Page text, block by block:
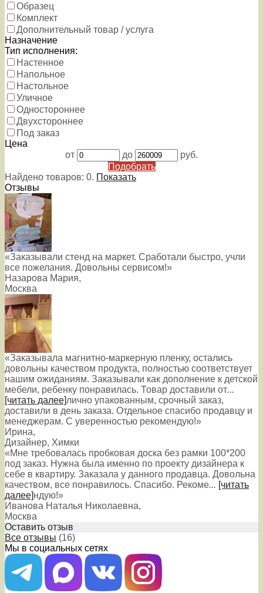
Образец
Комплект
Дополнительный товар / услуга
Назначение
Тип исполнения:
Настенное
Напольное
Настольное
Уличное
Одностороннее
Двухстороннее
Под заказ
Цена
от
до
руб.
Подобрать
Найдено товаров: 0. Показать
Отзывы
«Заказывали стенд на маркет. Сработали быстро, учли
все пожелания. Довольны сервисом!»
Назарова Мария,
Москва
«Заказывала магнитно-маркерную пленку, остались
довольны качеством продукта, полностью соответствует
нашим ожиданиям. Заказывали как дополнение к детской
мебели, ребенку понравилась. Товар доставили от...
[читать далее]лично упакованным, срочный заказ,
доставили в день заказа. Отдельное спасибо продавцу и
менеджерам. С уверенностью рекомендую!»
Ирина,
Дизайнер, Химки
«Мне требовалась пробковая доска без рамки 100*200
под заказ. Нужна была именно по проекту дизайнера к
себе в квартиру. Заказала у данного продавца. Довольна
качеством, все понравилось. Спасибо. Рекоме... [читать
далее]ндую!»
Иванова Наталья Николаевна,
Москва
Оставить отзыв
Все отзывы (16)
Мы в социальных сетях